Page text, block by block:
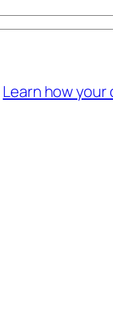
Learn how